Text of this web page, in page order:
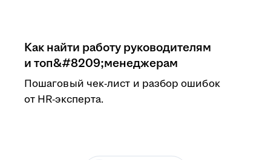
Как найти работу руководителям
и топ&#8209;менеджерам
Пошаговый чек-лист и разбор ошибок
от HR-эксперта.